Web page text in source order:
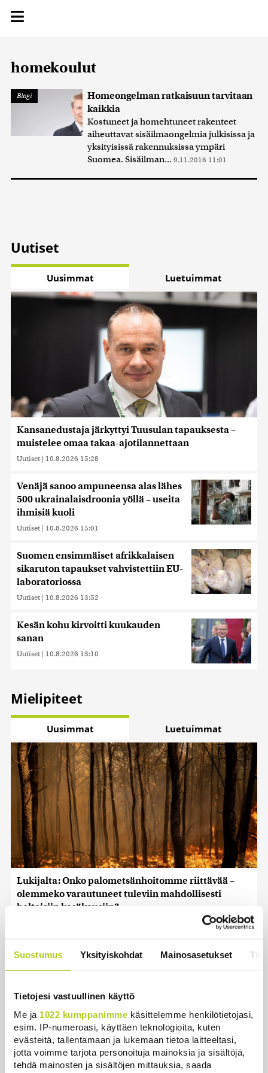
Suostumus Yksityiskohdat Mainosasetukset
Tietojesi vastuullinen käyttö
Me ja 1022 kumppanimme käsittelemme henkilötietojasi,
esim. IP-numeroasi, käyttäen teknologioita, kuten
evästeitä, tallentamaan ja lukemaan tietoa laitteeltasi,
jotta voimme tarjota personoituja mainoksia ja sisältöjä,
tehdä mainosten ja sisältöjen mittauksia, saada
homekoulut
Blogi
Homeongelman ratkaisuun tarvitaan
kaikkia
Kostuneet ja homehtuneet rakenteet
aiheuttavat sisäilmaongelmia julkisissa ja
yksityisissä rakennuksissa ympäri
Suomea. Sisäilman... 9.11.2016 11:01
Uutiset
Uusimmat Luetuimmat
Kansanedustaja järkyttyi Tuusulan tapauksesta –
muistelee omaa takaa-ajotilannettaan
Uutiset | 10.8.2026 15:28
Venäjä sanoo ampuneensa alas lähes
500 ukrainalaisdroonia yöllä – useita
ihmisiä kuoli
Uutiset | 10.8.2026 15:01
Suomen ensimmäiset afrikkalaisen
sikaruton tapaukset vahvistettiin EU-
laboratoriossa
Uutiset | 10.8.2026 13:52
Kesän kohu kirvoitti kuukauden
sanan
Uutiset | 10.8.2026 13:10
Mielipiteet
Uusimmat Luetuimmat
Lukijalta: Onko palometsänhoitomme riittävää –
olemmeko varautuneet tuleviin mahdollisesti
helteisiin kesäkausiin?
Lukijalta: Osallistava kansanvalta -
Lukijalta: Elintasovelan kasvu on
katkaistava
Mielipide | 10.8.2026 13:21
Lukijalta: Kiusaamisen paras suoja